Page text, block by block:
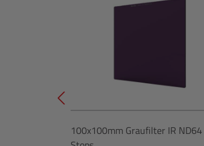
100x100mm Graufilter IR